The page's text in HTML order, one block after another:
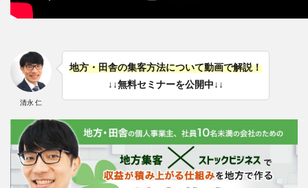
清永 仁
地方・田舎の集客方法について動画で解説！
↓↓無料セミナーを公開中↓↓